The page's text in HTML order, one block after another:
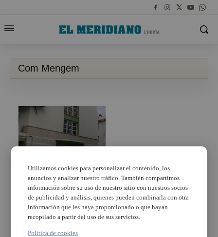
Com Mengem
El Centre Cultural La
Marina inaugura l
´exposició “Com
Mengem, menjar bé
sense menjar-se el
planeta”
Utilizamos cookies para personalizar el contenido, los
anuncios y analizar nuestro tráfico. También compartimos
información sobre su uso de nuestro sitio con nuestros socios
de publicidad y análisis, quienes pueden combinarla con otra
información que les haya proporcionado o que hayan
recopilado a partir del uso de sus servicios.
Política de cookies